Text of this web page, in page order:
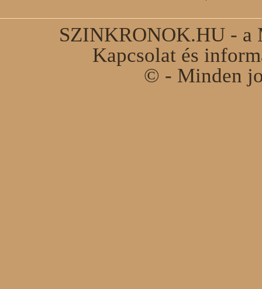
SZINKRONOK.HU - a
Kapcsolat és
© - Minden